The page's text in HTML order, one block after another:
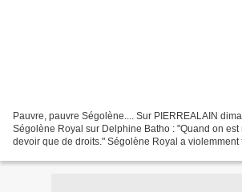
Pauvre, pauvre Ségolène.... Sur PIERREALAIN
Ségolène Royal sur Delphine Batho : "Quand on est
devoir que de droits." Ségolène Royal a violemment